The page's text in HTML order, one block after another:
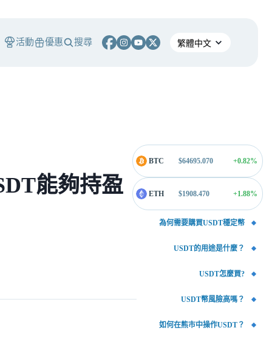
活動 優惠 搜尋
能夠持盈
BTC $64695.070 +0.82%
ETH $1908.470 +1.88%
為何需要購買USDT穩定幣
USDT的用途是什麼？
USDT怎麼買?
USDT幣風險高嗎？
如何在熊市中操作USDT？